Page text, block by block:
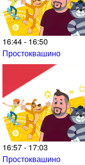
16:44 - 16:50
Простоквашино
16:57 - 17:03
Простоквашино